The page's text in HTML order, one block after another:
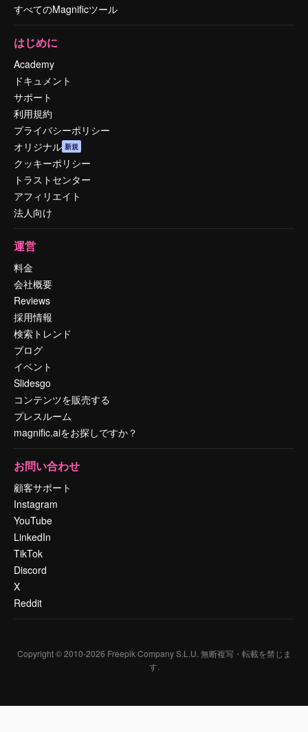
すべてのMagnificツール
はじめに
Academy
ドキュメント
サポート
利用規約
プライバシーポリシー
オリジナル 新規
クッキーポリシー
トラストセンター
アフィリエイト
法人向け
運営
料金
会社概要
Reviews
採用情報
検索トレンド
ブログ
イベント
Slidesgo
コンテンツを販売する
プレスルーム
magnific.aiをお探しですか？
お問い合わせ
顧客サポート
Instagram
YouTube
LinkedIn
TikTok
Discord
X
Reddit
Copyright © 2010-2026 Freepik Company S.L.U. 無断複写・転載を禁じま
す.